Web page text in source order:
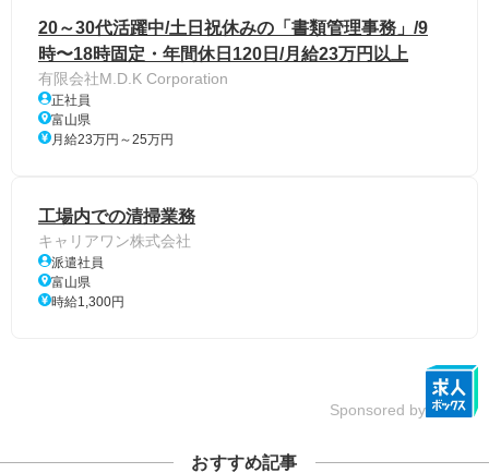
20～30代活躍中/土日祝休みの「書類管理事務」/9
時〜18時固定・年間休日120日/月給23万円以上
有限会社M.D.K Corporation
正社員
富山県
月給23万円～25万円
工場内での清掃業務
キャリアワン株式会社
派遣社員
富山県
時給1,300円
Sponsored by
おすすめ記事